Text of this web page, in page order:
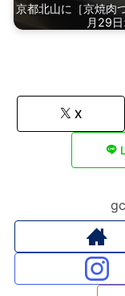
京都北山に［京焼肉
月29日
X